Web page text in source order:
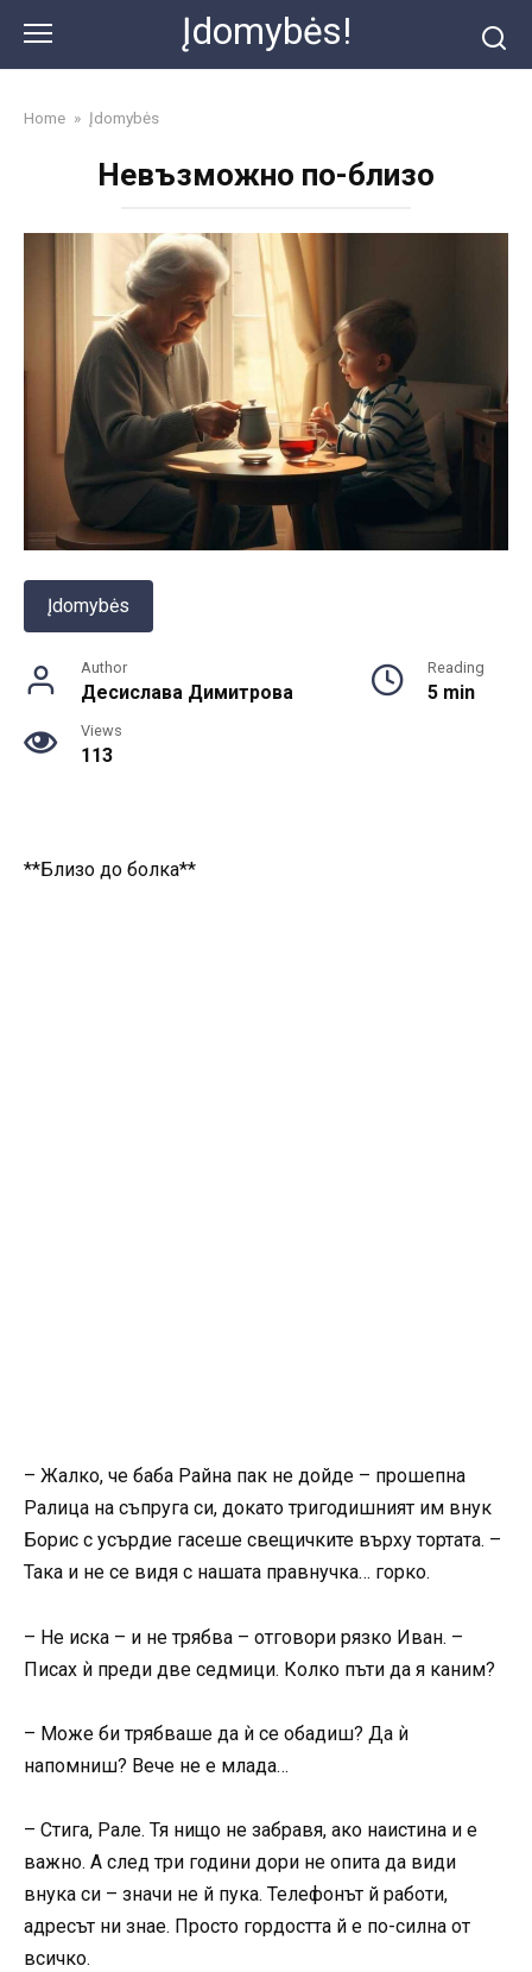
content
Įdomybės!
Home » Įdomybės
Невъзможно по-близо
Įdomybės
Author
Десислава Димитрова
Reading
5 min
Views
113
**Близо до болка**
– Жалко, че баба Райна пак не дойде – прошепна
Ралица на съпруга си, докато тригодишният им внук
Борис с усърдие гасеше свещичките върху тортата. –
Така и не се видя с нашата правнучка… горко.
– Не иска – и не трябва – отговори рязко Иван. –
Писах ѝ преди две седмици. Колко пъти да я каним?
– Може би трябваше да ѝ се обадиш? Да ѝ
напомниш? Вече не е млада…
– Стига, Рале. Тя нищо не забравя, ако наистина и е
важно. А след три години дори не опита да види
внука си – значи не й пука. Телефонът й работи,
адресът ни знае. Просто гордостта й е по-силна от
всичко.